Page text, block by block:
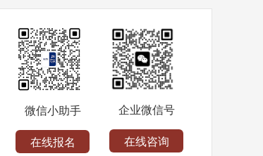
微信小助手
在线报名
企业微信号
在线咨询